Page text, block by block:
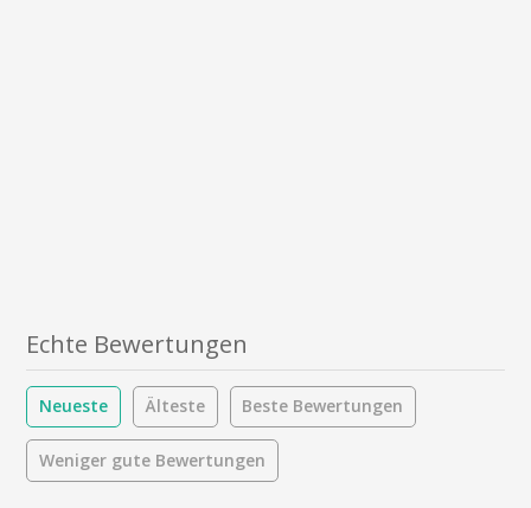
Echte Bewertungen
Neueste Älteste Beste Bewertungen
Weniger gute Bewertungen